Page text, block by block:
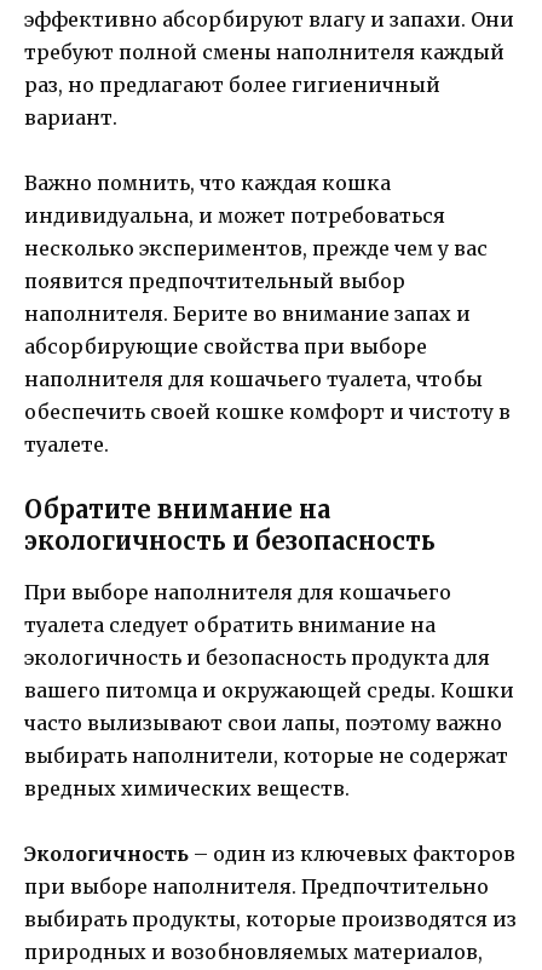
эффективно абсорбируют влагу и запахи. Они
требуют полной смены наполнителя каждый
раз, но предлагают более гигиеничный
вариант.
Важно помнить, что каждая кошка
индивидуальна, и может потребоваться
несколько экспериментов, прежде чем у вас
появится предпочтительный выбор
наполнителя. Берите во внимание запах и
абсорбирующие свойства при выборе
наполнителя для кошачьего туалета, чтобы
обеспечить своей кошке комфорт и чистоту в
туалете.
Обратите внимание на
экологичность и безопасность
При выборе наполнителя для кошачьего
туалета следует обратить внимание на
экологичность и безопасность продукта для
вашего питомца и окружающей среды. Кошки
часто вылизывают свои лапы, поэтому важно
выбирать наполнители, которые не содержат
вредных химических веществ.
Экологичность – один из ключевых факторов
при выборе наполнителя. Предпочтительно
выбирать продукты, которые производятся из
природных и возобновляемых материалов,